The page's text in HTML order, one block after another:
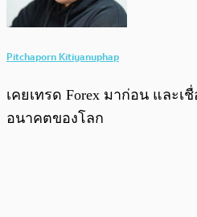
Pitchaporn Kitiyanuphap
เคยเทรด Forex มาก่อน และเ
อนาคตของโลก